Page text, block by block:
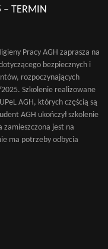
– TERMIN
Pracy AGH zaprasza na
bezpiecznych i
rozpoczynających
Szkolenie realizowane
AGH, których częścią są
AGH ukończył szkolenie
jest na
ma potrzeby odbycia